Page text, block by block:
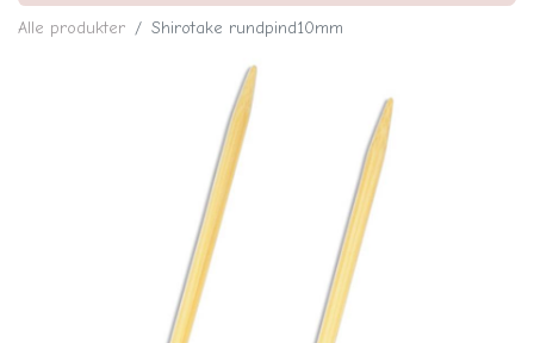
Alle produkter Shirotake rundpind10mm